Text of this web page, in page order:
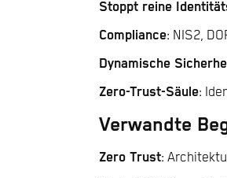
Stoppt reine
Compliance: NIS2,
Dynamische
Zero-Trust-Säule:
Verwandte
Zero Trust: